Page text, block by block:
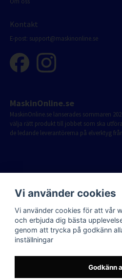
Kontakt
E-post: support@maskinonline.se
MaskinOnline.se
MaskinOnline.se lanserades sommaren
välja rätt produkt till jobbet som ska
de ledande leverantörerna på elverktyg
Vi använder cookies
Vi använder cookies för att vår
och erbjuda dig bästa
genom att trycka på godkänn
inställningar
Godkänn